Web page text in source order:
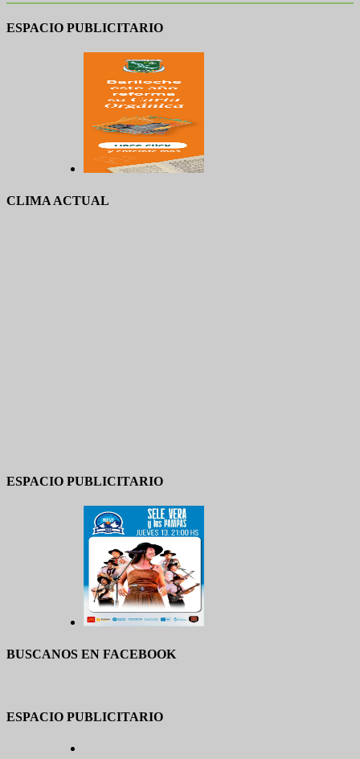
ESPACIO PUBLICITARIO
CLIMA ACTUAL
ESPACIO PUBLICITARIO
BUSCANOS EN FACEBOOK
ESPACIO PUBLICITARIO